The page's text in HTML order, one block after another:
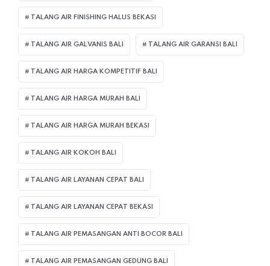
TALANG AIR FINISHING HALUS BEKASI
TALANG AIR GALVANIS BALI TALANG AIR GARANSI BALI
TALANG AIR HARGA KOMPETITIF BALI
TALANG AIR HARGA MURAH BALI
TALANG AIR HARGA MURAH BEKASI
TALANG AIR KOKOH BALI
TALANG AIR LAYANAN CEPAT BALI
TALANG AIR LAYANAN CEPAT BEKASI
TALANG AIR PEMASANGAN ANTI BOCOR BALI
TALANG AIR PEMASANGAN GEDUNG BALI